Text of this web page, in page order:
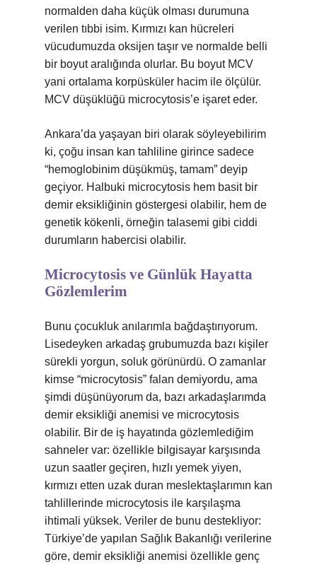
normalden daha küçük olması durumuna
verilen tıbbi isim. Kırmızı kan hücreleri
vücudumuzda oksijen taşır ve normalde belli
bir boyut aralığında olurlar. Bu boyut MCV
yani ortalama korpüsküler hacim ile ölçülür.
MCV düşüklüğü microcytosis’e işaret eder.
Ankara’da yaşayan biri olarak söyleyebilirim
ki, çoğu insan kan tahliline girince sadece
“hemoglobinim düşükmüş, tamam” deyip
geçiyor. Halbuki microcytosis hem basit bir
demir eksikliğinin göstergesi olabilir, hem de
genetik kökenli, örneğin talasemi gibi ciddi
durumların habercisi olabilir.
Microcytosis ve Günlük Hayatta
Gözlemlerim
Bunu çocukluk anılarımla bağdaştırıyorum.
Lisedeyken arkadaş grubumuzda bazı kişiler
sürekli yorgun, soluk görünürdü. O zamanlar
kimse “microcytosis” falan demiyordu, ama
şimdi düşünüyorum da, bazı arkadaşlarımda
demir eksikliği anemisi ve microcytosis
olabilir. Bir de iş hayatında gözlemlediğim
sahneler var: özellikle bilgisayar karşısında
uzun saatler geçiren, hızlı yemek yiyen,
kırmızı etten uzak duran meslektaşlarımın kan
tahlillerinde microcytosis ile karşılaşma
ihtimali yüksek. Veriler de bunu destekliyor:
Türkiye’de yapılan Sağlık Bakanlığı verilerine
göre, demir eksikliği anemisi özellikle genç